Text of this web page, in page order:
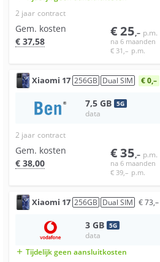
2 jaar contract
€25,– p.m.
na 6 maanden
€ 31 ,– p.m.
Gem. kosten
€ 37,58
Xiaomi 17 256GB Dual SIM € 0,–
7,5 GB 5G
data
2 jaar contract
€35,– p.m.
na 6 maanden
€ 39,– p.m.
Gem. kosten
€ 38,00
Xiaomi 17 256GB Dual SIM €73,–
3 GB 5G
data
add Tijdelijk geen aansluitkosten